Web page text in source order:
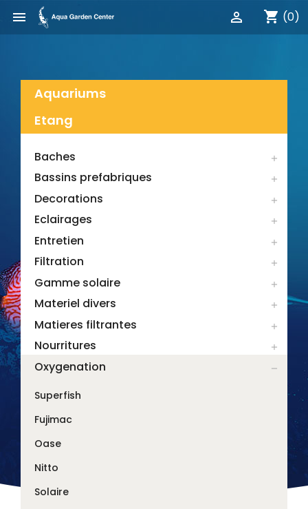
 shopping_cart (0)

Aquariums
Etang
Baches 
Bassins prefabriques 
Decorations 
Eclairages 
Entretien 
Filtration 
Gamme solaire 
Materiel divers 
Matieres filtrantes 
Nourritures 
Oxygenation 
Superfish
Fujimac
Oase
Nitto
Solaire